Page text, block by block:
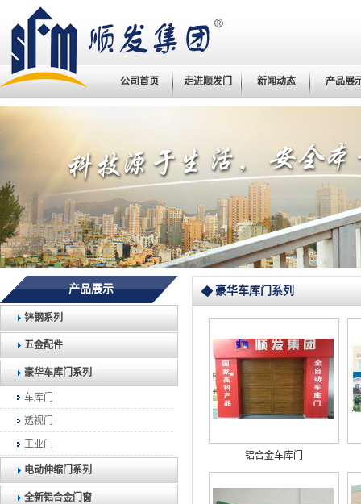
公司首页 走进顺发门 新闻动态 产品展
产品展示
锌钢系列
五金配件
豪华车库门系列
车库门
透视门
工业门
电动伸缩门系列
全新铝合金门窗
豪华车库门系列
铝合金车库门